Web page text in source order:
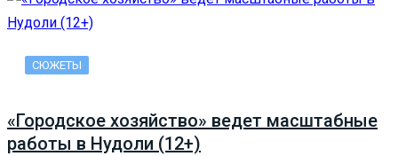
СЮЖЕТЫ
«Городское хозяйство» ведет масштабные
работы в Нудоли (12+)